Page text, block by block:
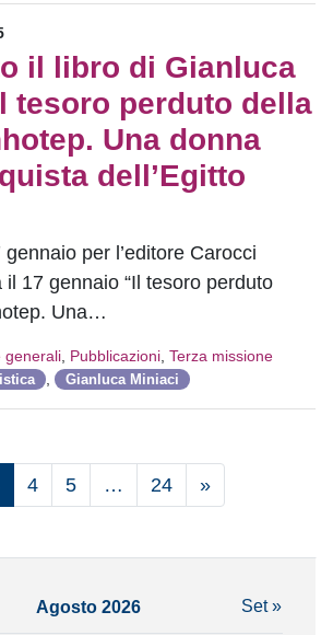
il libro di Gianluca
tesoro perduto della
Una donna
dell’Egitto
per l’editore Carocci
17 gennaio “Il tesoro perduto
Una…
generali Pubblicazioni Terza missione
Gianluca Miniaci
4 5 … 24 »
Agosto 2026 Set »